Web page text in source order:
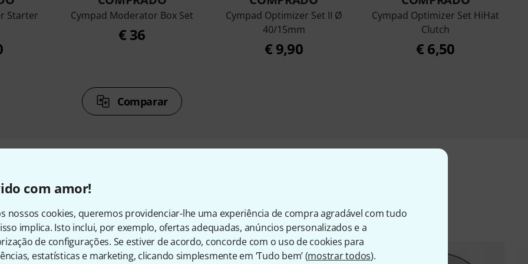
com amor!
nossos cookies, queremos providenciar-lhe uma experiência de compra agradável com tudo
implica. Isto inclui, por exemplo, ofertas adequadas, anúncios personalizados e a
de configurações. Se estiver de acordo, concorde com o uso de cookies para
estatísticas e marketing, clicando simplesmente em ‘Tudo bem’ (mostrar todos).
Starter
Cympad Moderator Box Set
€ 36
Cympad Optimizer Set II Ø
40/15mm
€ 9,90
Cympad Optimizer Set HiHat
Clutch
€ 6,50
Comparar
e artigos correspondentes